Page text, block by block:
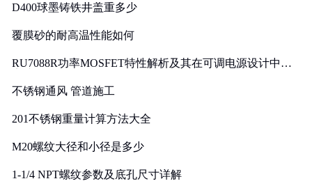
D400球墨铸铁井盖重多少
覆膜砂的耐高温性能如何
RU7088R功率MOSFET特性解析及其在可调电源设计中的
不锈钢通风 管道施工
201不锈钢重量计算方法大全
M20螺纹大径和小径是多少
1-1/4 NPT螺纹参数及底孔尺寸详解